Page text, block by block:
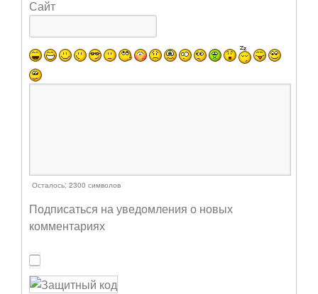
Сайт
Осталось: 2300 символов
Подписаться на уведомления о новых
комментариях